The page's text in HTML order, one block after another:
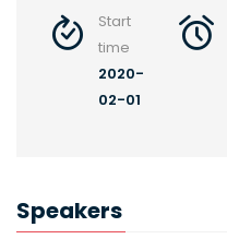
Start
time
2020-
02-01
Speakers